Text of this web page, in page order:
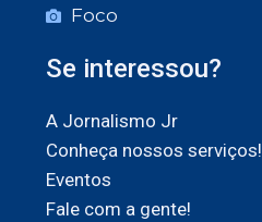
Foco
Se interessou?
A Jornalismo Jr
Conheça nossos serviços!
Eventos
Fale com a gente!